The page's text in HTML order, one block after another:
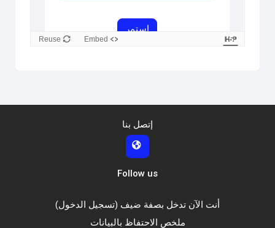
Reuse Embed
إتصل بنا
Follow us
أنت الآن تدخل بصفة ضيف (تسجيل الدخول)
ملخص الاحتفاظ بالبيانات